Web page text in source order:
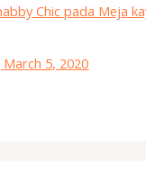
Chic pada Meja
March 5, 2020